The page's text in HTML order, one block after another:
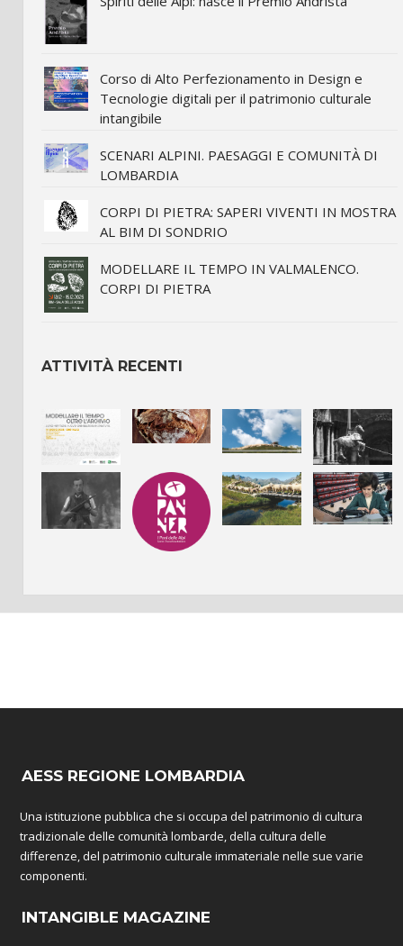
Corso di Alto Perfezionamento in Design e
Tecnologie digitali per il patrimonio culturale
intangibile
SCENARI ALPINI. PAESAGGI E COMUNITÀ DI
LOMBARDIA
CORPI DI PIETRA: SAPERI VIVENTI IN MOSTRA
AL BIM DI SONDRIO
MODELLARE IL TEMPO IN VALMALENCO.
CORPI DI PIETRA
ATTIVITÀ RECENTI
AESS REGIONE LOMBARDIA
Una istituzione pubblica che si occupa del patrimonio di cultura
tradizionale delle comunità lombarde, della cultura delle
differenze, del patrimonio culturale immateriale nelle sue varie
componenti.
INTANGIBLE MAGAZINE